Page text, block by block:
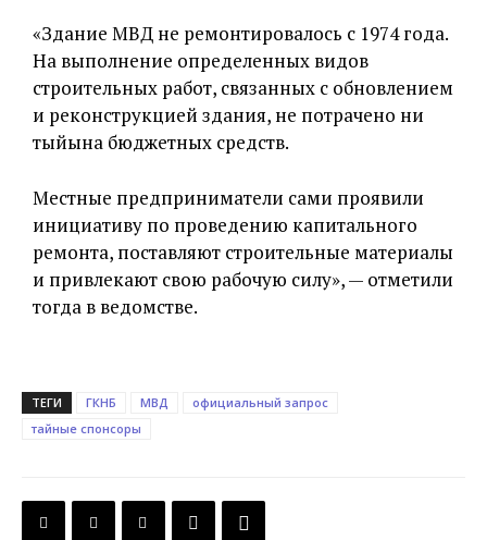
«Здание МВД не ремонтировалось с 1974 года.
На выполнение определенных видов
строительных работ, связанных с обновлением
и реконструкцией здания, не потрачено ни
тыйына бюджетных средств.
Местные предприниматели сами проявили
инициативу по проведению капитального
ремонта, поставляют строительные материалы
и привлекают свою рабочую силу», — отметили
тогда в ведомстве.
ТЕГИ ГКНБ МВД
официальный запрос
тайные спонсоры